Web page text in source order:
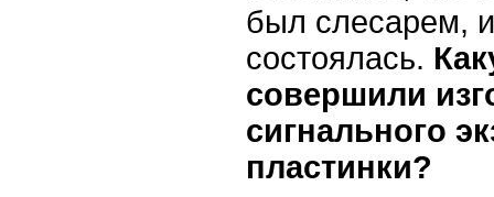
был слесарем,
состоялась.
совершили
сигнального
пластинки?